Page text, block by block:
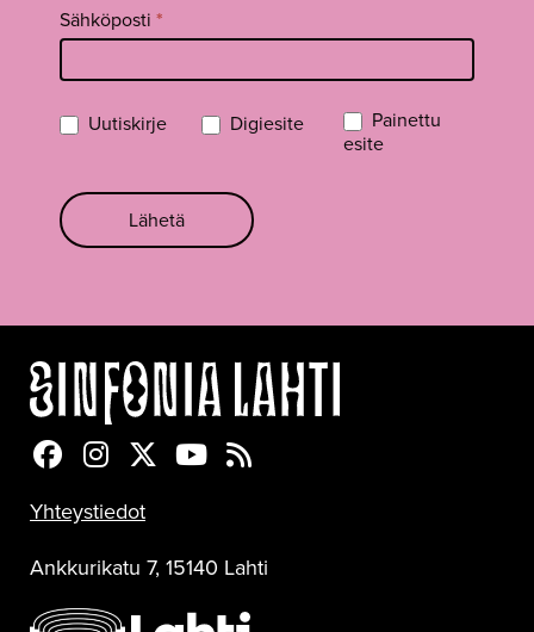
Sähköposti *
Uutiskirje Digiesite
Painettu
esite
Lähetä
Sinfonia Lahti Facebookissa
Sinfonia Lahti Instagramissa
Sinfonia Lahti Twitterissä
Sinfonia Lahti YouTubessa
Sinfonia Lahti RSS-feed
Yhteystiedot
Ankkurikatu 7, 15140 Lahti